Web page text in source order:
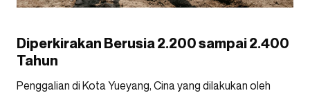
Diperkirakan Berusia 2.200 sampai 2.400
Tahun
Penggalian di Kota Yueyang, Cina yang dilakukan oleh